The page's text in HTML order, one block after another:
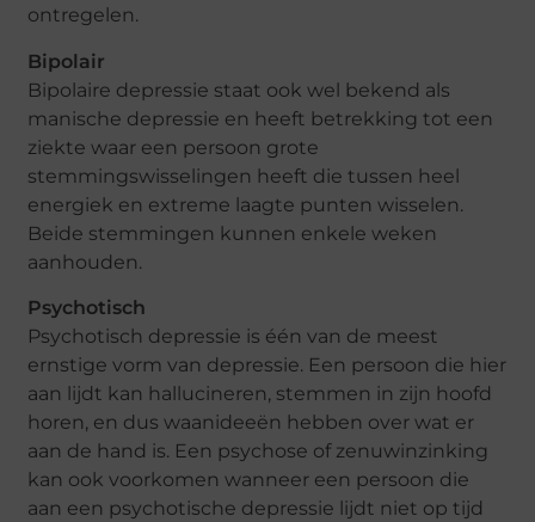
ontregelen.
Bipolair
Bipolaire depressie staat ook wel bekend als
manische depressie en heeft betrekking tot een
ziekte waar een persoon grote
stemmingswisselingen heeft die tussen heel
energiek en extreme laagte punten wisselen.
Beide stemmingen kunnen enkele weken
aanhouden.
Psychotisch
Psychotisch depressie is één van de meest
ernstige vorm van depressie. Een persoon die hier
aan lijdt kan hallucineren, stemmen in zijn hoofd
horen, en dus waanideeën hebben over wat er
aan de hand is. Een psychose of zenuwinzinking
kan ook voorkomen wanneer een persoon die
aan een psychotische depressie lijdt niet op tijd